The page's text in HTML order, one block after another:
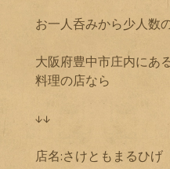
お一人呑みから少人数
大阪府豊中市庄内にあ
料理の店なら
↓↓
店名:さけともまるひ